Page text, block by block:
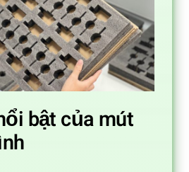
bật của mút